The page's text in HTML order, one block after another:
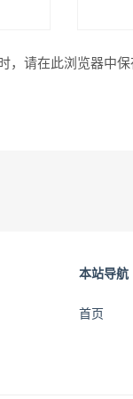
，请在此浏览器中
本站导航
首页